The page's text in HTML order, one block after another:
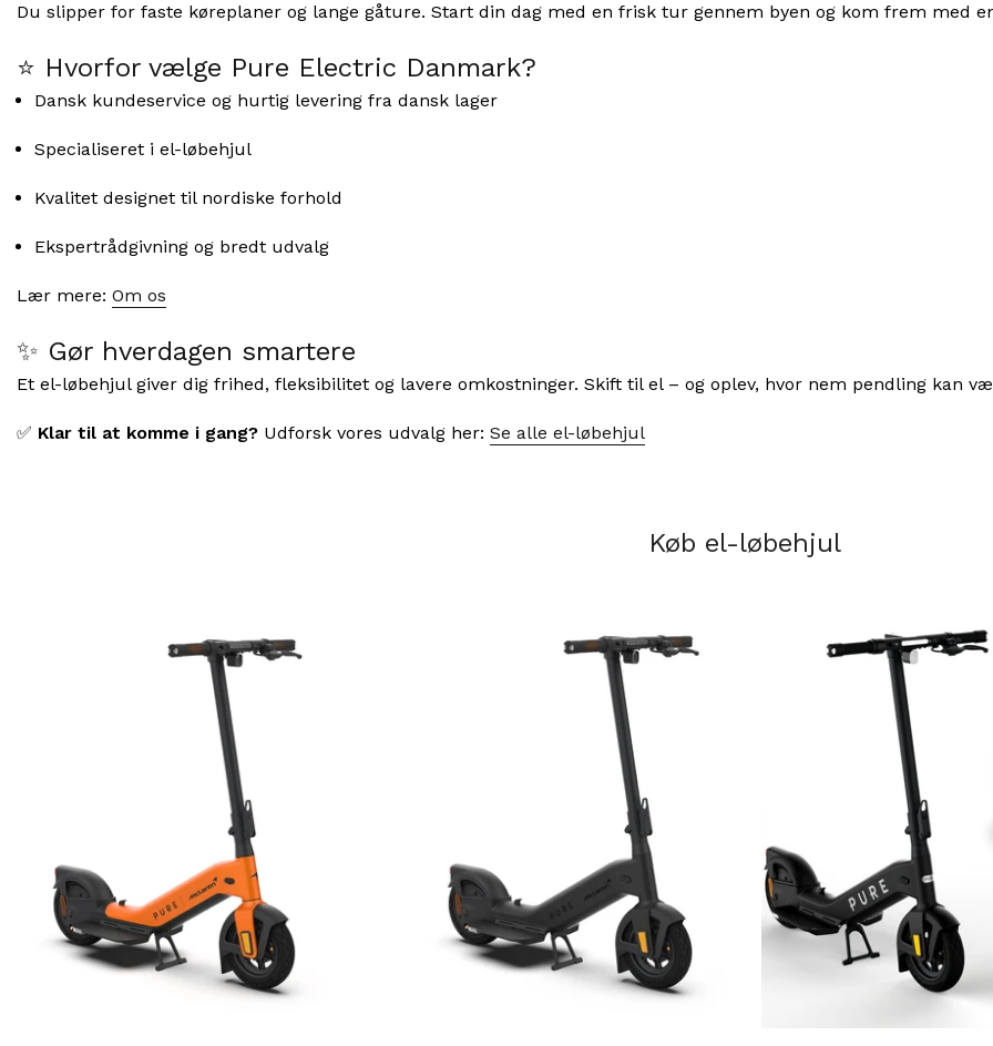
Du slipper for faste køreplaner og lange gåture. Start din dag med en frisk tur gennem byen og kom frem med
⭐ Hvorfor vælge Pure Electric Danmark?
Dansk kundeservice og hurtig levering fra dansk lager
Specialiseret i el-løbehjul
Kvalitet designet til nordiske forhold
Ekspertrådgivning og bredt udvalg
Lær mere: Om os
✨ Gør hverdagen smartere
Et el-løbehjul giver dig frihed, fleksibilitet og lavere omkostninger. Skift til el – og oplev, hvor nem pendling kan
✅ Klar til at komme i gang? Udforsk vores udvalg her: Se alle el-løbehjul
Køb el-løbehjul